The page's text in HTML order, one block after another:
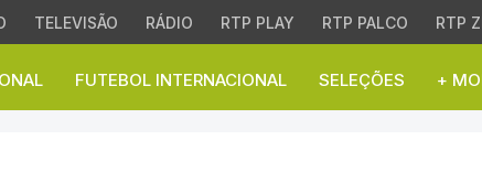
TELEVISÃO RÁDIO RTP PLAY RTP PALCO RTP
FUTEBOL INTERNACIONAL SELEÇÕES +
perto dos